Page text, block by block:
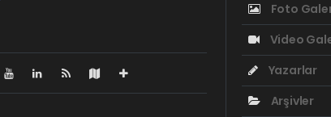
Foto
Video
Yazarlar
Arşivler